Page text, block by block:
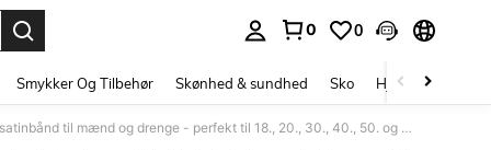
0 0
Smykker Og Tilbehør Skønhed & sundhed Sko Hjem Tekstiler
1 stk. fødselsdagskonge. Fejr din fødselsdag med stil med dette sorte og blå satinbånd til mænd og drenge - perfekt til 18., 20., 30., 40., 50. og 60. fødselsdage - tilføj et strejf af elegance til dine festdekorationer. Festartikler. Bånd, jul.